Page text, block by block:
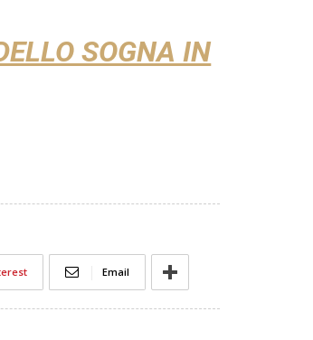
SOGNA IN
Email